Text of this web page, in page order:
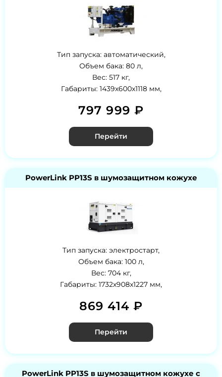
Тип запуска: автоматический,
Объем бака: 80 л,
Вес: 517 кг,
Габариты: 1439x600x1118 мм,
797 999 ₽
Перейти
PowerLink PP13S в шумозащитном кожухе
Тип запуска: электростарт,
Объем бака: 100 л,
Вес: 704 кг,
Габариты: 1732x908x1227 мм,
869 414 ₽
Перейти
PowerLink PP13S в шумозащитном кожухе с